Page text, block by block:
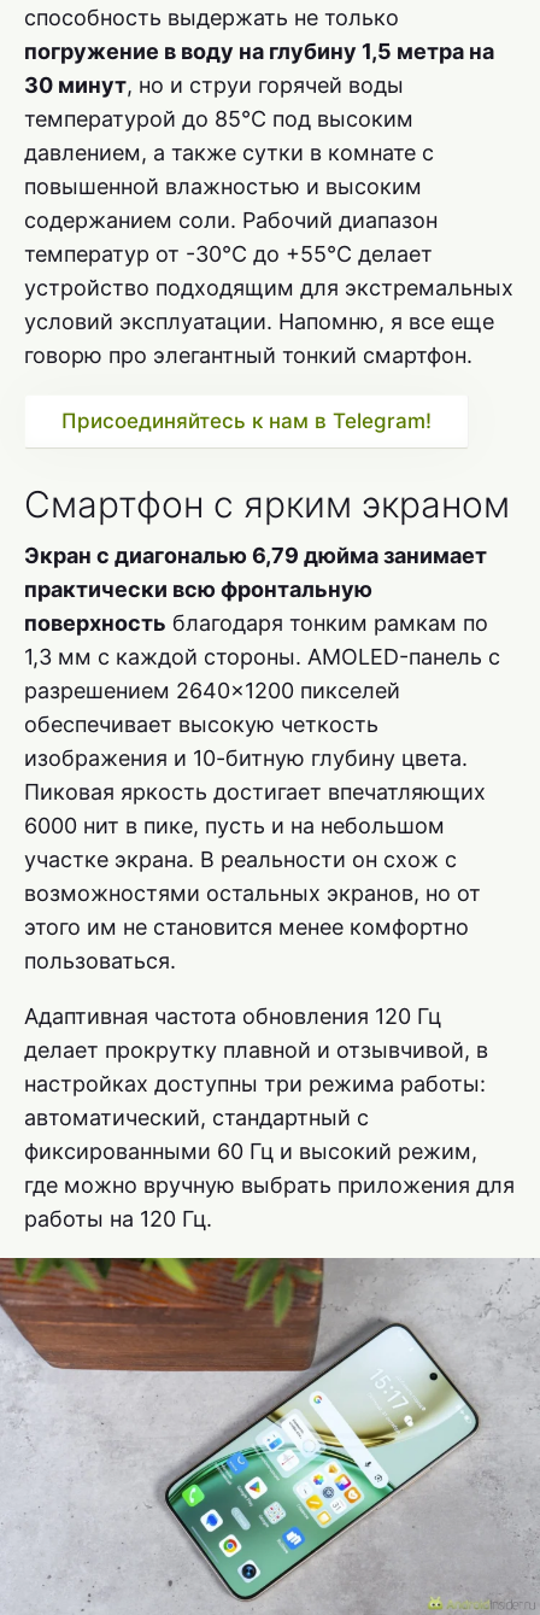
способность выдержать не только
погружение в воду на глубину 1,5 метра на
30 минут, но и струи горячей воды
температурой до 85°C под высоким
давлением, а также сутки в комнате с
повышенной влажностью и высоким
содержанием соли. Рабочий диапазон
температур от -30°C до +55°C делает
устройство подходящим для экстремальных
условий эксплуатации. Напомню, я все еще
говорю про элегантный тонкий смартфон.
Присоединяйтесь к нам в Telegram!
Смартфон с ярким экраном
Экран с диагональю 6,79 дюйма занимает
практически всю фронтальную
поверхность благодаря тонким рамкам по
1,3 мм с каждой стороны. AMOLED-панель с
разрешением 2640×1200 пикселей
обеспечивает высокую четкость
изображения и 10-битную глубину цвета.
Пиковая яркость достигает впечатляющих
6000 нит в пике, пусть и на небольшом
участке экрана. В реальности он схож с
возможностями остальных экранов, но от
этого им не становится менее комфортно
пользоваться.
Адаптивная частота обновления 120 Гц
делает прокрутку плавной и отзывчивой, в
настройках доступны три режима работы:
автоматический, стандартный с
фиксированными 60 Гц и высокий режим,
где можно вручную выбрать приложения для
работы на 120 Гц.